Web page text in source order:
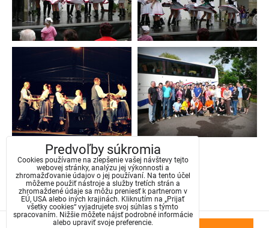
Načítať viac
1 2 5
Predvoľby súkromia
Cookies používame na zlepšenie vašej návštevy tejto
webovej stránky, analýzu jej výkonnosti a
zhromažďovanie údajov o jej používaní. Na tento účel
môžeme použiť nástroje a služby tretích strán a
zhromaždené údaje sa môžu preniesť k partnerom v
EÚ, USA alebo iných krajinách. Kliknutím na „Prijať
všetky cookies“ vyjadrujete svoj súhlas s týmto
spracovaním. Nižšie môžete nájsť podrobné informácie
alebo upraviť svoje preferencie.